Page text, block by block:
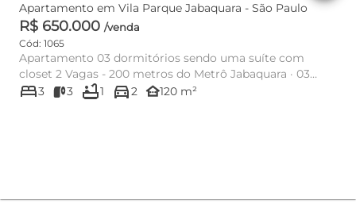
Apartamento em Vila Parque Jabaquara - São Paulo
R$ 650.000 /venda
Cód: 1065
Apartamento 03 dormitórios sendo uma suíte com
closet 2 Vagas - 200 metros do Metrô Jabaquara · 03
dormitórios sendo uma...
bed3 3 bathtub1 directions_car2 other_houses120 m²